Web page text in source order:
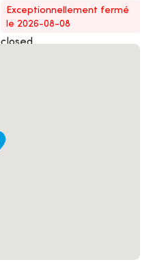
Exceptionnellement fermé
le 2026-08-08
closed